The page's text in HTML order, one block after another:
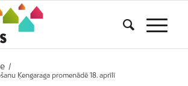
/
Ķengaraga promenādē 18. aprīlī